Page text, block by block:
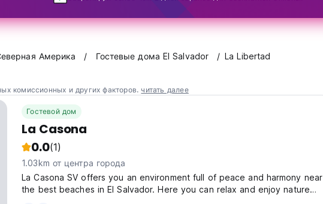
Америка Гостевые дома El Salvador La Libertad
комиссионных и других факторов. читать далее
Гостевой дом
La Casona
0.0(1)
1.03km от центра города
La Casona SV offers you an environment full of peace and harmony near
the best beaches in El Salvador. Here you can relax and enjoy nature